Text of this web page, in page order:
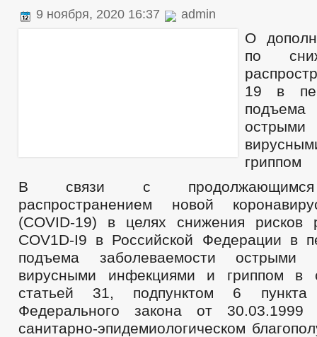
9 ноября, 2020 16:37 admin
О
по
19 в
подъема
острыми
гриппом
В связи с продолжающимся
распространением новой
(COVID-19) в целях снижения рисков
COV1D-I9 в Российской Федерации в
подъема заболеваемости острыми
вирусными инфекциями и гриппом в
статьей 31, подпунктом 6
Федерального закона от
санитарно-эпидемиологическом